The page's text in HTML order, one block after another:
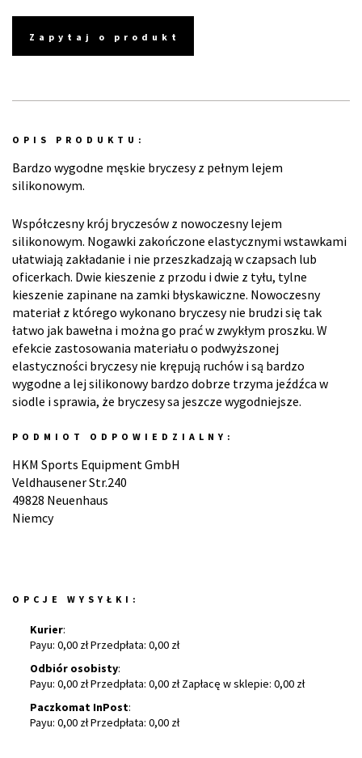
Zapytaj o produkt
OPIS PRODUKTU:
Bardzo wygodne męskie bryczesy z pełnym lejem
silikonowym.
Współczesny krój bryczesów z nowoczesny lejem
silikonowym. Nogawki zakończone elastycznymi wstawkami
ułatwiają zakładanie i nie przeszkadzają w czapsach lub
oficerkach. Dwie kieszenie z przodu i dwie z tyłu, tylne
kieszenie zapinane na zamki błyskawiczne. Nowoczesny
materiał z którego wykonano bryczesy nie brudzi się tak
łatwo jak bawełna i można go prać w zwykłym proszku. W
efekcie zastosowania materiału o podwyższonej
elastyczności bryczesy nie krępują ruchów i są bardzo
wygodne a lej silikonowy bardzo dobrze trzyma jeźdźca w
siodle i sprawia, że bryczesy sa jeszcze wygodniejsze.
PODMIOT ODPOWIEDZIALNY:
HKM Sports Equipment GmbH
Veldhausener Str.240
49828 Neuenhaus
Niemcy
OPCJE WYSYŁKI:
Kurier:
Payu: 0,00 zł Przedpłata: 0,00 zł
Odbiór osobisty:
Payu: 0,00 zł Przedpłata: 0,00 zł Zapłacę w sklepie: 0,00 zł
Paczkomat InPost:
Payu: 0,00 zł Przedpłata: 0,00 zł